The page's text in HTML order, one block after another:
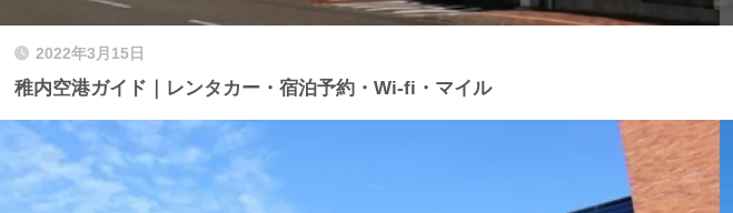
2022年3月15日
稚内空港ガイド｜レンタカー・宿泊予約・Wi-fi・マイル